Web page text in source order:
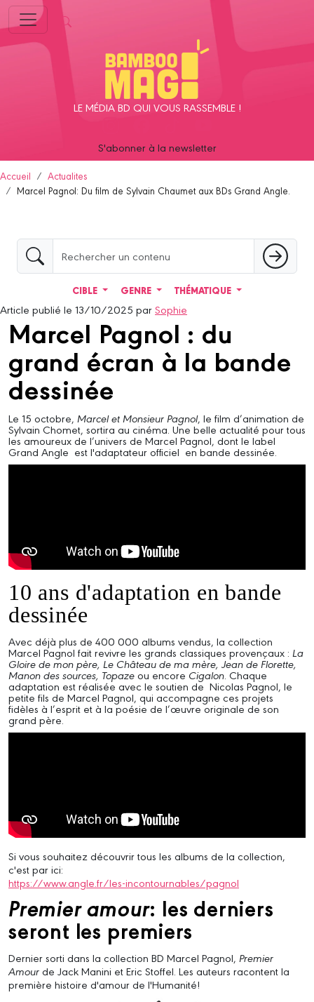
LE MÉDIA BD QUI VOUS RASSEMBLE !
S'abonner à la newsletter
Accueil
Actualites
Marcel Pagnol: Du film de Sylvain Chaumet aux BDs Grand Angle.
CIBLE GENRE THÉMATIQUE
Article publié le 13/10/2025 parSophie
Marcel Pagnol : du
grand écran à la bande
dessinée
Le 15 octobre, Marcel et Monsieur Pagnol, le film d’animation de
Sylvain Chomet, sortira au cinéma. Une belle actualité pour tous
les amoureux de l’univers de Marcel Pagnol, dont le label
Grand Angle est l'adaptateur officiel en bande dessinée.
10 ans d'adaptation en bande
dessinée
Avec déjà plus de 400 000 albums vendus, la collection
Marcel Pagnol fait revivre les grands classiques provençaux : La
Gloire de mon père, Le Château de ma mère, Jean de Florette,
Manon des sources, Topazeou encore Cigalon . Chaque
adaptation est réalisée avec le soutien de Nicolas Pagnol, le
petite fils de Marcel Pagnol, qui accompagne ces projets
fidèles à l’esprit et à la poésie de l’œuvre originale de son
grand père.
Si vous souhaitez découvrir tous les albums de la collection,
c'est par ici:
https://www.angle.fr/les-incontournables/pagnol
Premier amour: les derniers
seront les premiers
Dernier sorti dans la collection BD Marcel Pagnol, Premier
Amourde Jack Manini et Eric Stoffel. Les auteurs racontent la
première histoire d'amour de l'Humanité!
Panneau de gestion des cookies